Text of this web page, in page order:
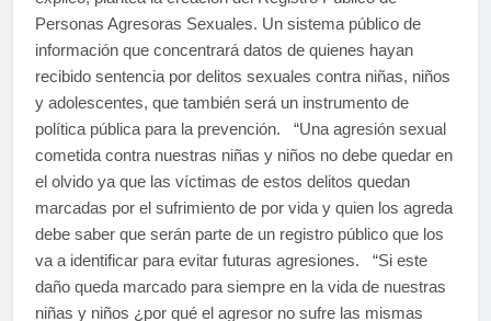
Personas Agresoras Sexuales. Un sistema público de
información que concentrará datos de quienes hayan
recibido sentencia por delitos sexuales contra niñas, niños
y adolescentes, que también será un instrumento de
política pública para la prevención. “Una agresión sexual
cometida contra nuestras niñas y niños no debe quedar en
el olvido ya que las víctimas de estos delitos quedan
marcadas por el sufrimiento de por vida y quien los agreda
debe saber que serán parte de un registro público que los
va a identificar para evitar futuras agresiones. “Si este
daño queda marcado para siempre en la vida de nuestras
niñas y niños ¿por qué el agresor no sufre las mismas